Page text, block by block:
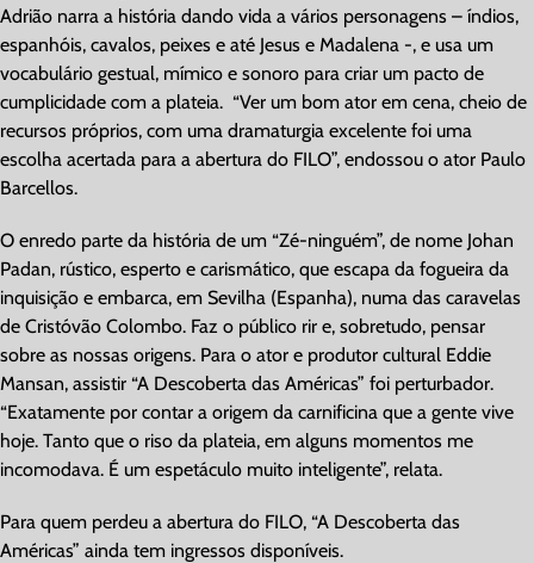
Adrião narra a história dando vida a vários personagens – índios,
espanhóis, cavalos, peixes e até Jesus e Madalena -, e usa um
vocabulário gestual, mímico e sonoro para criar um pacto de
cumplicidade com a plateia. “Ver um bom ator em cena, cheio de
recursos próprios, com uma dramaturgia excelente foi uma
escolha acertada para a abertura do FILO”, endossou o ator Paulo
Barcellos.
O enredo parte da história de um “Zé-ninguém”, de nome Johan
Padan, rústico, esperto e carismático, que escapa da fogueira da
inquisição e embarca, em Sevilha (Espanha), numa das caravelas
de Cristóvão Colombo. Faz o público rir e, sobretudo, pensar
sobre as nossas origens. Para o ator e produtor cultural Eddie
Mansan, assistir “A Descoberta das Américas” foi perturbador.
“Exatamente por contar a origem da carnificina que a gente vive
hoje. Tanto que o riso da plateia, em alguns momentos me
incomodava. É um espetáculo muito inteligente”, relata.
Para quem perdeu a abertura do FILO, “A Descoberta das
Américas” ainda tem ingressos disponíveis.